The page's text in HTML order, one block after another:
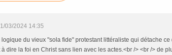
03/2024 14:35
du vieux "sola fide" protestant littéraliste qui détache ce
dire la foi en Christ sans lien avec les actes.<br /> <br /> de